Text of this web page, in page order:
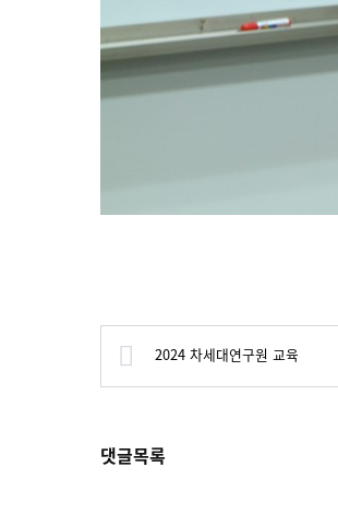
2024 차세대연구원 교육
댓글목록